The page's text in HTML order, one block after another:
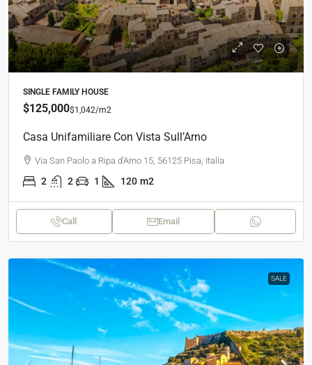
SINGLE FAMILY HOUSE
$125,000$1,042/m2
Casa Unifamiliare Con Vista Sull’Arno
Via San Paolo a Ripa d'Arno 15, 56125 Pisa, Italia
2 2 1 120 m2
Call Email
SALE